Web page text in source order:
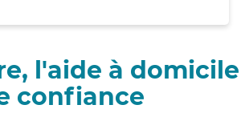
l'aide à domicile
confiance